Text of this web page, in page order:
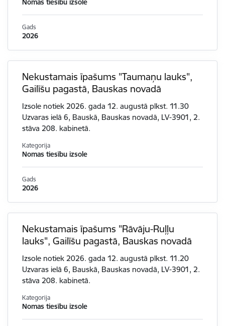
Nomas tiesību izsole
Gads
2026
Nekustamais īpašums "Taumaņu lauks",
Gailīšu pagastā, Bauskas novadā
Izsole notiek 2026. gada 12. augustā plkst. 11.30
Uzvaras ielā 6, Bauskā, Bauskas novadā, LV-3901, 2.
stāva 208. kabinetā.
Kategorija
Nomas tiesību izsole
Gads
2026
Nekustamais īpašums "Rāvāju-Ruļļu
lauks", Gailīšu pagastā, Bauskas novadā
Izsole notiek 2026. gada 12. augustā plkst. 11.20
Uzvaras ielā 6, Bauskā, Bauskas novadā, LV-3901, 2.
stāva 208. kabinetā.
Kategorija
Nomas tiesību izsole